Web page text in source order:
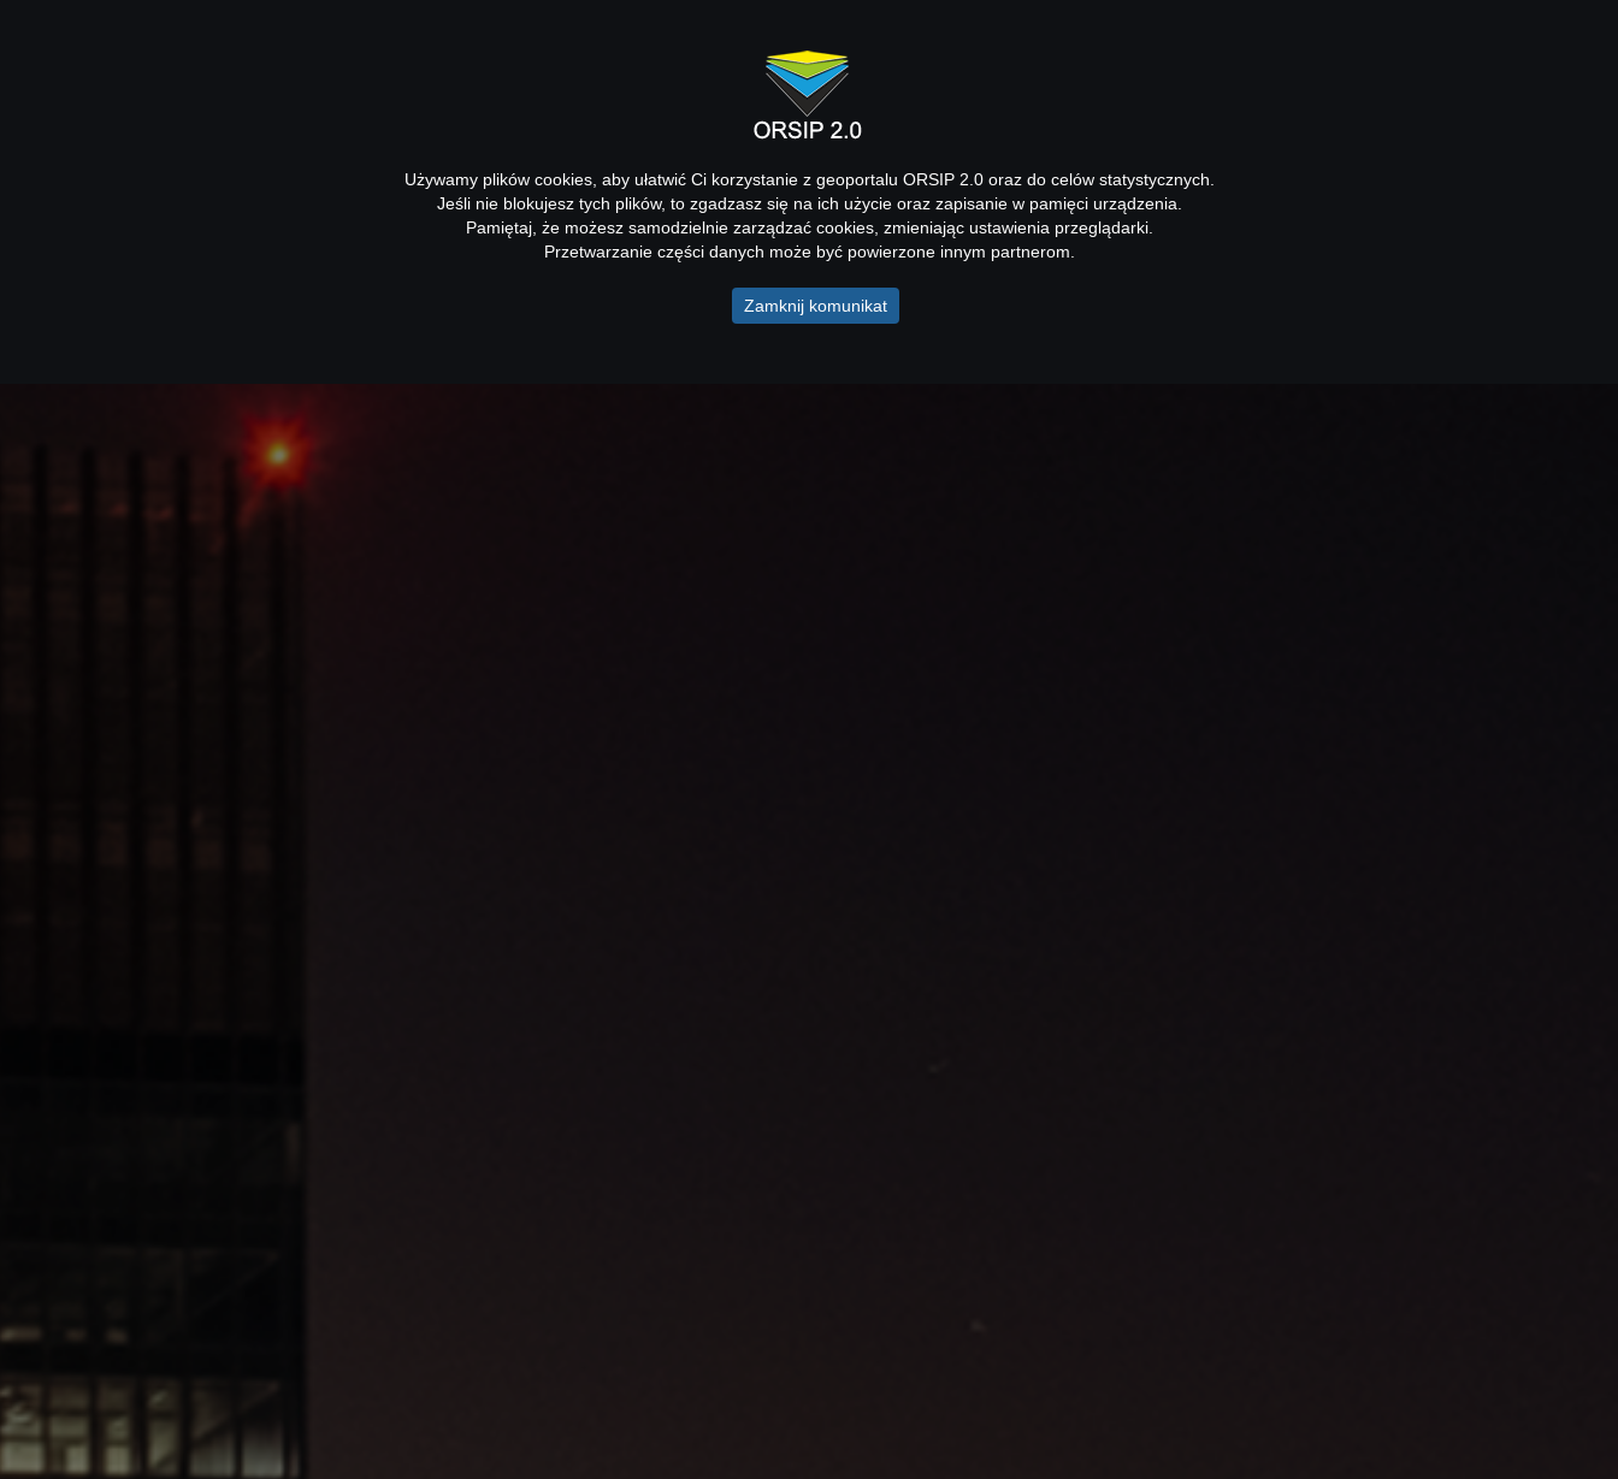
Używamy plików cookies, aby ułatwić Ci korzystanie z geoportalu ORSIP 2.0 oraz do celów statystycznych.
Jeśli nie blokujesz tych plików, to zgadzasz się na ich użycie oraz zapisanie w pamięci urządzenia.
Pamiętaj, że możesz samodzielnie zarządzać cookies, zmieniając ustawienia przeglądarki.
Przetwarzanie części danych może być powierzone innym partnerom.
Zamknij komunikat